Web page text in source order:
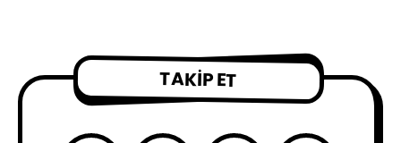
TAKIP ET